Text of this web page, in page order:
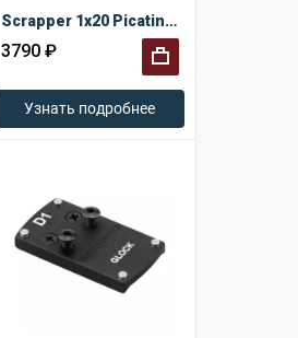
Scrapper 1x20 Picatinny QD
3790 ₽
Узнать подробнее